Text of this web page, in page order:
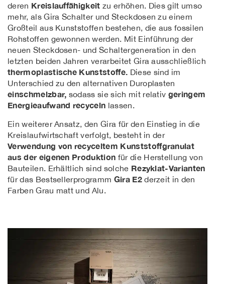
deren Kreislauffähigkeit zu erhöhen. Dies gilt umso
mehr, als Gira Schalter und Steckdosen zu einem
Großteil aus Kunststoffen bestehen, die aus fossilen
Rohstoffen gewonnen werden. Mit Einführung der
neuen Steckdosen- und Schaltergeneration in den
letzten beiden Jahren verarbeitet Gira ausschließlich
thermoplastische Kunststoffe. Diese sind im
Unterschied zu den alternativen Duroplasten
einschmelzbar, sodass sie sich mit relativ geringem
Energieaufwand recyceln lassen.
Ein weiterer Ansatz, den Gira für den Einstieg in die
Kreislaufwirtschaft verfolgt, besteht in der
Verwendung von recyceltem Kunststoffgranulat
aus der eigenen Produktion für die Herstellung von
Bauteilen. Erhältlich sind solche Rezyklat-Varianten
für das Bestsellerprogramm Gira E2derzeit in den
Farben Grau matt und Alu.